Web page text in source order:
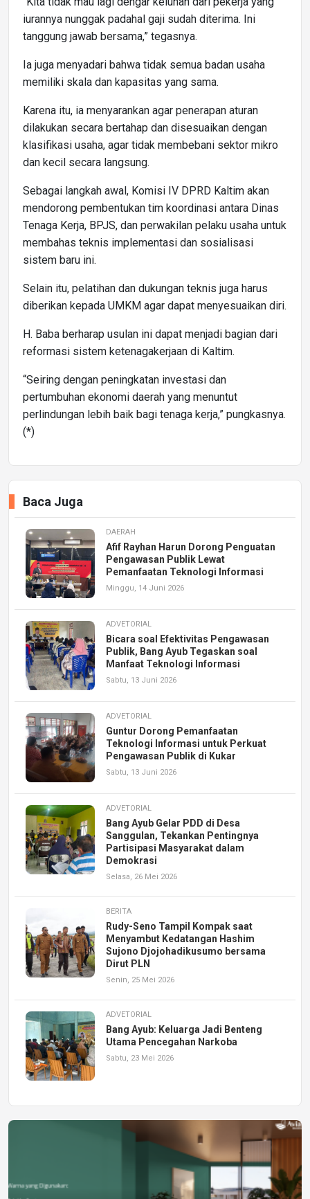
iurannya nunggak padahal gaji sudah diterima. Ini
tanggung jawab bersama,” tegasnya.
Ia juga menyadari bahwa tidak semua badan usaha
memiliki skala dan kapasitas yang sama.
Karena itu, ia menyarankan agar penerapan aturan
dilakukan secara bertahap dan disesuaikan dengan
klasifikasi usaha, agar tidak membebani sektor mikro
dan kecil secara langsung.
Sebagai langkah awal, Komisi IV DPRD Kaltim akan
mendorong pembentukan tim koordinasi antara Dinas
Tenaga Kerja, BPJS, dan perwakilan pelaku usaha untuk
membahas teknis implementasi dan sosialisasi
sistem baru ini.
Selain itu, pelatihan dan dukungan teknis juga harus
diberikan kepada UMKM agar dapat menyesuaikan diri.
H. Baba berharap usulan ini dapat menjadi bagian dari
reformasi sistem ketenagakerjaan di Kaltim.
“Seiring dengan peningkatan investasi dan
pertumbuhan ekonomi daerah yang menuntut
perlindungan lebih baik bagi tenaga kerja,” pungkasnya.
(*)
Baca Juga
DAERAH
Afif Rayhan Harun Dorong Penguatan
Pengawasan Publik Lewat
Pemanfaatan Teknologi Informasi
Minggu, 14 Juni 2026
ADVETORIAL
Bicara soal Efektivitas Pengawasan
Publik, Bang Ayub Tegaskan soal
Manfaat Teknologi Informasi
Sabtu, 13 Juni 2026
ADVETORIAL
Guntur Dorong Pemanfaatan
Teknologi Informasi untuk Perkuat
Pengawasan Publik di Kukar
Sabtu, 13 Juni 2026
ADVETORIAL
Bang Ayub Gelar PDD di Desa
Sanggulan, Tekankan Pentingnya
Partisipasi Masyarakat dalam
Demokrasi
Selasa, 26 Mei 2026
BERITA
Rudy-Seno Tampil Kompak saat
Menyambut Kedatangan Hashim
Sujono Djojohadikusumo bersama
Dirut PLN
Senin, 25 Mei 2026
ADVETORIAL
Bang Ayub: Keluarga Jadi Benteng
Utama Pencegahan Narkoba
Sabtu, 23 Mei 2026